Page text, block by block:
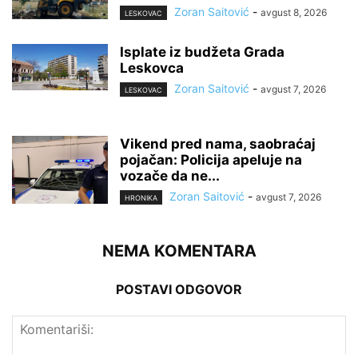
LESKOVAC Zoran Saitović - avgust 8, 2026
Isplate iz budžeta Grada
Leskovca
LESKOVAC Zoran Saitović - avgust 7, 2026
Vikend pred nama, saobraćaj
pojačan: Policija apeluje na
vozače da ne...
HRONIKA Zoran Saitović - avgust 7, 2026
NEMA KOMENTARA
POSTAVI ODGOVOR